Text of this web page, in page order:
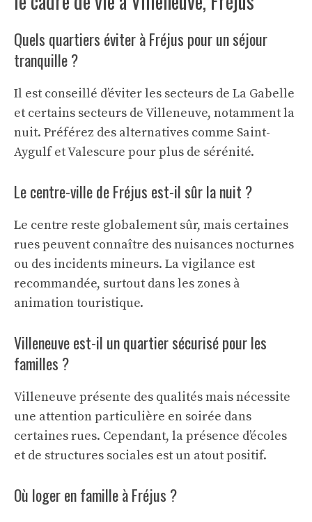
Quels quartiers éviter à Fréjus pour un séjour
tranquille ?
Il est conseillé d’éviter les secteurs de La Gabelle
et certains secteurs de Villeneuve, notamment la
nuit. Préférez des alternatives comme Saint-
Aygulf et Valescure pour plus de sérénité.
Le centre-ville de Fréjus est-il sûr la nuit ?
Le centre reste globalement sûr, mais certaines
rues peuvent connaître des nuisances nocturnes
ou des incidents mineurs. La vigilance est
recommandée, surtout dans les zones à
animation touristique.
Villeneuve est-il un quartier sécurisé pour les
familles ?
Villeneuve présente des qualités mais nécessite
une attention particulière en soirée dans
certaines rues. Cependant, la présence d’écoles
et de structures sociales est un atout positif.
Où loger en famille à Fréjus ?